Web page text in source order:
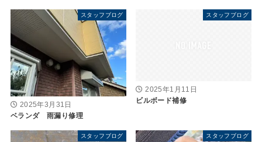
スタッフブログ
2025年3月31日
ベランダ 雨漏り修理
スタッフブログ
2025年1月11日
ビルボード補修
スタッフブログ スタッフブログ